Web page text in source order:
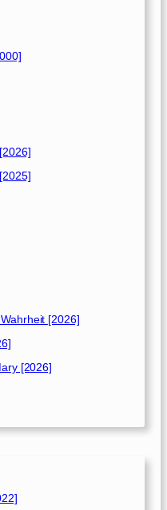
[2026]
[2026]